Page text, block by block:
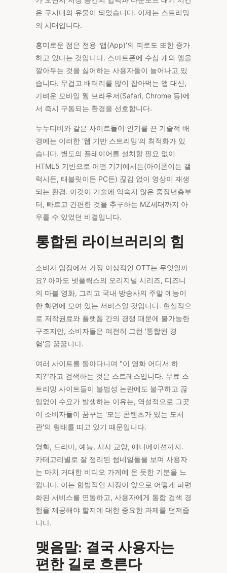
은 구시대의 유물이 되었습니다. 이제는 스트리밍
의 시대입니다.
흥미로운 점은 전용 '앱(App)'의 피로도 또한 증가
하고 있다는 것입니다. 스마트폰에 수십 개의 앱을
깔아두는 것을 싫어하는 사용자들이 늘어나고 있
습니다. 무겁고 배터리를 많이 잡아먹는 앱 대신,
가벼운 모바일 웹 브라우저(Safari, Chrome 등)에
서 즉시 구동되는 환경을 선호합니다.
누누티비와 같은 사이트들이 인기를 끈 기술적 배
경에는 이러한 '웹 기반 스트리밍'의 최적화가 있
습니다. 별도의 플레이어를 설치할 필요 없이
HTML5 기반으로 어떤 기기에서든(아이폰이든 갤
럭시든, 태블릿이든 PC든) 끊김 없이 영상이 재생
되는 환경. 이것이 기술에 익숙지 않은 중장년층부
터, 빠르고 간편한 것을 추구하는 MZ세대까지 아
우를 수 있었던 비결입니다.
통합된 라이브러리의 힘
소비자 입장에서 가장 이상적인 OTT는 무엇일까
요? 아마도 넷플릭스의 오리지널 시리즈, 디즈니
의 마블 영화, 그리고 국내 방송사의 주말 예능이
한 화면에 모여 있는 서비스일 것입니다. 현실적으
로 저작권료와 플랫폼 간의 경쟁 때문에 불가능한
구조지만, 소비자들은 여전히 그런 '통합된 경
험'을 꿈꿉니다.
여러 사이트를 돌아다니며 "이 영화 어디서 하
지?"라고 검색하는 것은 스트레스입니다. 무료 스
트리밍 사이트들이 불법성 논란에도 불구하고 끊
임없이 수요가 발생하는 이유는, 역설적으로 그곳
이 소비자들이 꿈꾸는 '모든 콘텐츠가 있는 도서
관'의 형태를 띠고 있기 때문입니다.
영화, 드라마, 예능, 시사 교양, 애니메이션까지.
카테고리별로 잘 정리된 썸네일들을 보며 사용자
는 마치 거대한 비디오 가게에 온 듯한 기분을 느
낍니다. 이는 합법적인 시장이 앞으로 어떻게 파편
화된 서비스를 연동하고, 사용자에게 통합 검색 경
험을 제공해야 할지에 대한 중요한 과제를 던져줍
니다.
맺음말: 결국 사용자는
편한 길로 흐른다